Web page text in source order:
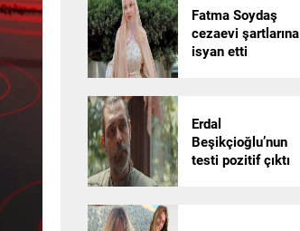
Fatma Soydaş
cezaevi şartlarına
isyan etti
Erdal
Beşikçioğlu’nun
testi pozitif çıktı